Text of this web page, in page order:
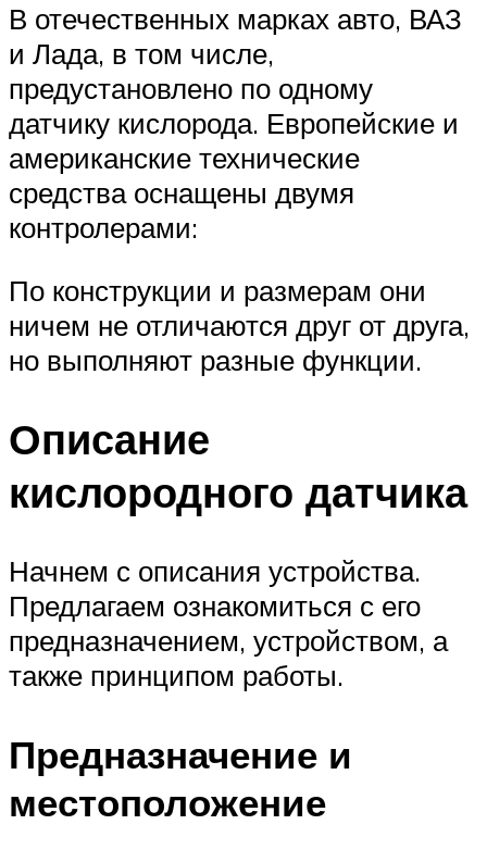
В отечественных марках авто, ВАЗ
и Лада, в том числе,
предустановлено по одному
датчику кислорода. Европейские и
американские технические
средства оснащены двумя
контролерами:
По конструкции и размерам они
ничем не отличаются друг от друга,
но выполняют разные функции.
Описание
кислородного датчика
Начнем с описания устройства.
Предлагаем ознакомиться с его
предназначением, устройством, а
также принципом работы.
Предназначение и
местоположение